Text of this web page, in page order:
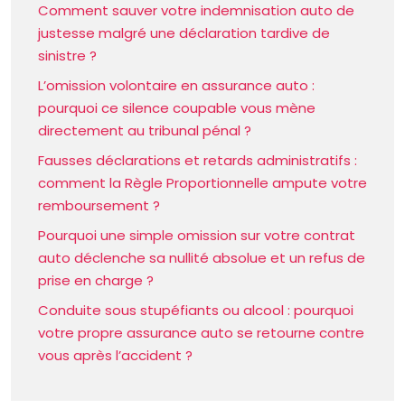
Comment sauver votre indemnisation auto de
justesse malgré une déclaration tardive de
sinistre ?
L’omission volontaire en assurance auto :
pourquoi ce silence coupable vous mène
directement au tribunal pénal ?
Fausses déclarations et retards administratifs :
comment la Règle Proportionnelle ampute votre
remboursement ?
Pourquoi une simple omission sur votre contrat
auto déclenche sa nullité absolue et un refus de
prise en charge ?
Conduite sous stupéfiants ou alcool : pourquoi
votre propre assurance auto se retourne contre
vous après l’accident ?